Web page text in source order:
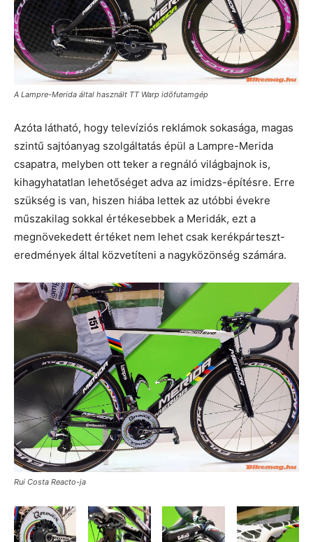
A Lampre-Merida által használt TT Warp időfutamgép
Azóta látható, hogy televíziós reklámok sokasága, magas
szintű sajtóanyag szolgáltatás épül a Lampre-Merida
csapatra, melyben ott teker a regnáló világbajnok is,
kihagyhatatlan lehetőséget adva az imidzs-építésre. Erre
szükség is van, hiszen hiába lettek az utóbbi évekre
műszakilag sokkal értékesebbek a Meridák, ezt a
megnövekedett értéket nem lehet csak kerékpárteszt-
eredmények által közvetíteni a nagyközönség számára.
Rui Costa Reacto-ja